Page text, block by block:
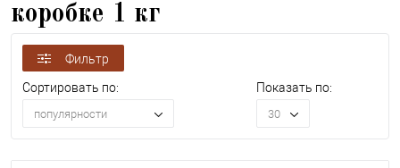
коробке 1 кг
Фильтр
Сортировать по:
популярности
Показать по:
30